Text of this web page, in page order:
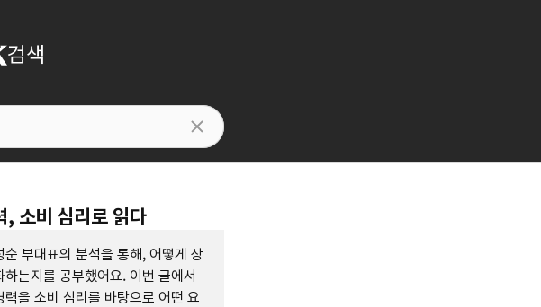
검색
, 소비 심리로 읽다
부대표의 분석을 통해, 어떻게 상
는지를 공부했어요. 이번 글에서
을 소비 심리를 바탕으로 어떤 요